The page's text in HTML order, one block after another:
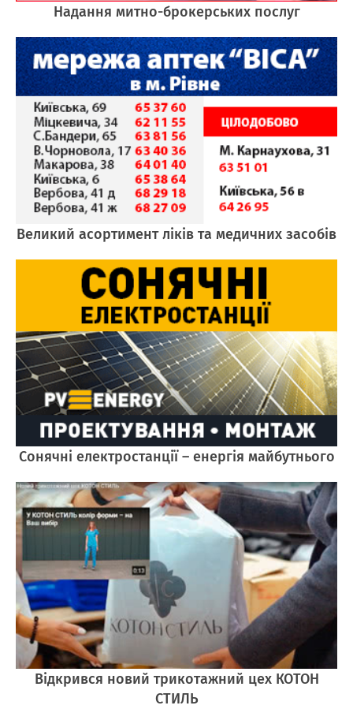
Надання митно-брокерських послуг
Великий асортимент ліків та медичних засобів
Cонячні електростанції – енергія майбутнього
Відкрився новий трикотажний цех КОТОН
СТИЛЬ